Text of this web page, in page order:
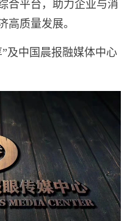
合平台，助力企业与消
高质量发展。
及中国晨报融媒体中心